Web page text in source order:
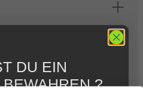
DU EIN
?